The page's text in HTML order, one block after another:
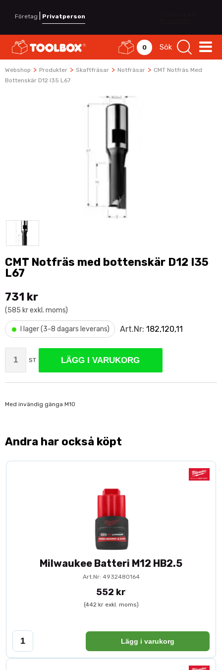
Företag Privatperson
0 Sök
Webshop > Produkter > Skaftfräsar > Notfräsar > CMT Notfräs Med
Bottenskär D12 I35 L67
CMT Notfräs med bottenskär D12 I35
L67
731 kr
(585 kr exkl. moms)
• I lager (3-8 dagars leverans) Art.Nr: 182,120,11
ST LÄGG I VARUKORG
Med invändig gänga M10
Andra har också köpt
Milwaukee Batteri M12 HB2.5
Art.Nr: 4932480164
552 kr
(442 kr exkl. moms)
Lägg i varukorg